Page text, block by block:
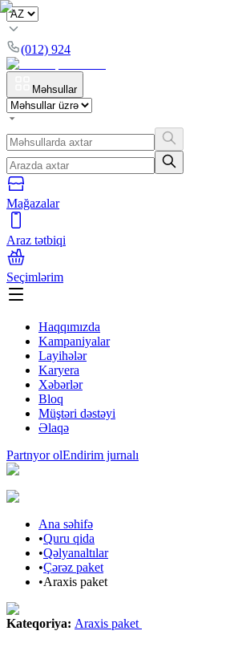
(012) 924
Məhsullar
Mağazalar
Araz tətbiqi
Seçimlərim
Haqqımızda
Kampaniyalar
Layihələr
Karyera
Xəbərlər
Bloq
Müştəri dəstəyi
Əlaqə
Partnyor olEndirim jurnalı
Ana səhifə
•Quru qida
•Qəlyanaltılar
•Çərəz paket
•Araxis paket
Kateqoriya: Araxis paket